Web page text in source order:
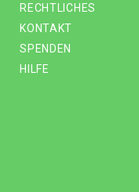
RECHTLICHES
KONTAKT
SPENDEN
HILFE